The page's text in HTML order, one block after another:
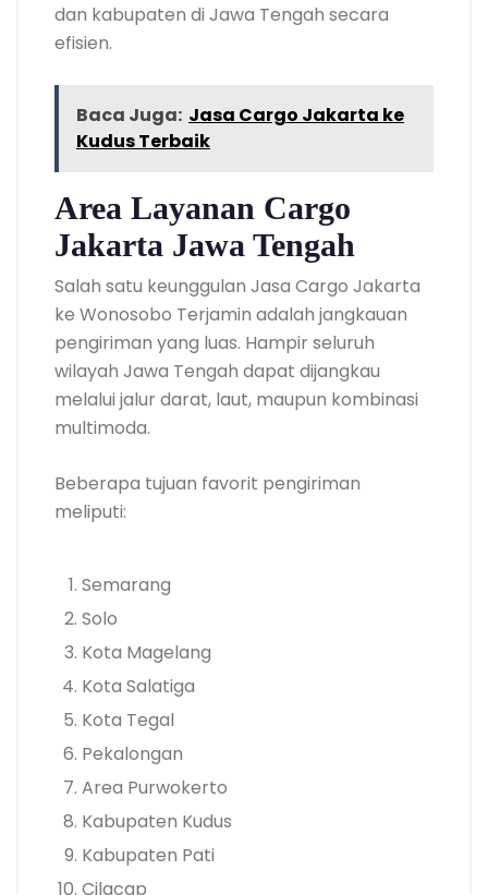
dan kabupaten di Jawa Tengah secara
efisien.
Baca Juga: Jasa Cargo Jakarta ke
Kudus Terbaik
Area Layanan Cargo
Jakarta Jawa Tengah
Salah satu keunggulan Jasa Cargo Jakarta
ke Wonosobo Terjamin adalah jangkauan
pengiriman yang luas. Hampir seluruh
wilayah Jawa Tengah dapat dijangkau
melalui jalur darat, laut, maupun kombinasi
multimoda.
Beberapa tujuan favorit pengiriman
meliputi:
Semarang
Solo
Kota Magelang
Kota Salatiga
Kota Tegal
Pekalongan
Area Purwokerto
Kabupaten Kudus
Kabupaten Pati
Cilacap